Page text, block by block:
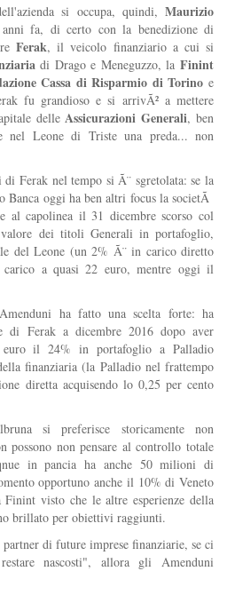
si occupa, quindi, Maurizio
fa, di certo con la benedizione di
Ferak, il veicolo finanziario a cui si
di Drago e Meneguzzo, laFinint
Cassa di Risparmio di Torino e
fu grandioso e si arrivÃ² a mettere
delle Assicurazioni Generali, ben
nel Leone di Triste una preda... non
Ferak nel tempo si Ã¨ sgretolata: se la
Banca oggi ha ben altri focus la societÃ
al capolinea il 31 dicembre scorso col
dei titoli Generali in portafoglio,
del Leone (un 2% Ã¨ in carico diretto
a quasi 22 euro, mentre oggi il
ha fatto una scelta forte: ha
di Ferak a dicembre 2016 dopo aver
il 24% in portafoglio a Palladio
finanziaria (la Palladio nel frattempo
diretta acquisendo lo 0,25 per cento
si preferisce storicamente non
possono non pensare al controllo totale
in pancia ha anche 50 milioni di
opportuno anche il 10% di Veneto
visto che le altre esperienze della
brillato per obiettivi raggiunti.
di future imprese finanziarie, se ci
nascosti", allora gli Amenduni